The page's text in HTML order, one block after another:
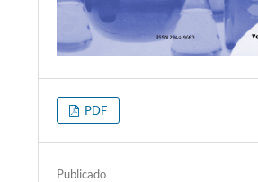
PDF
Publicado